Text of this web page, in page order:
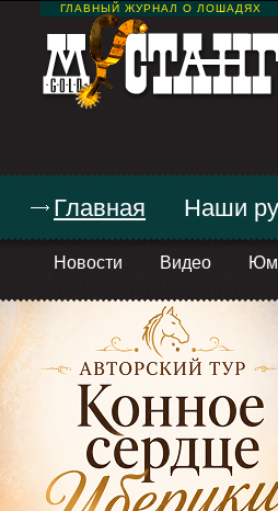
ГЛАВНЫЙ ЖУРНАЛ О ЛОШАДЯХ
Главная
Новости Видео
Наши